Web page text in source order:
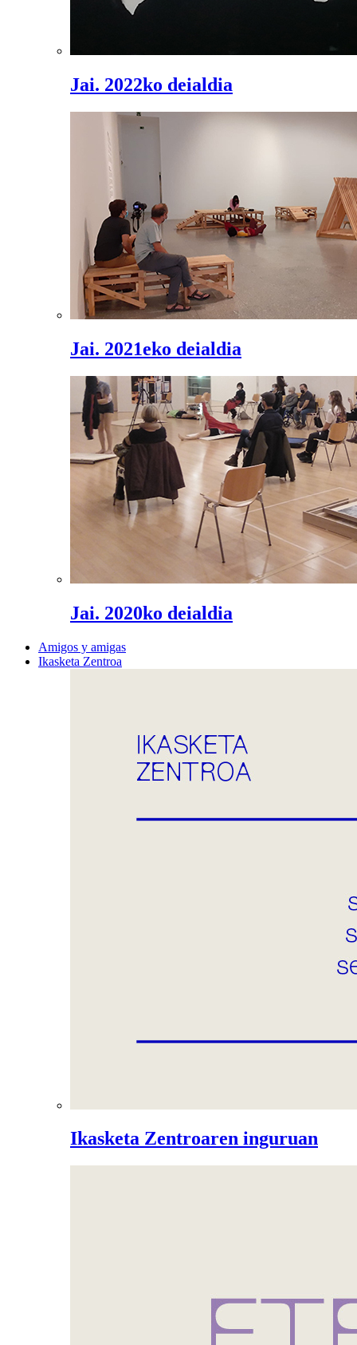
Jai. 2022ko deialdia
Jai. 2021eko deialdia
Jai. 2020ko deialdia
Amigos y amigas
Ikasketa Zentroa
Ikasketa Zentroaren inguruan